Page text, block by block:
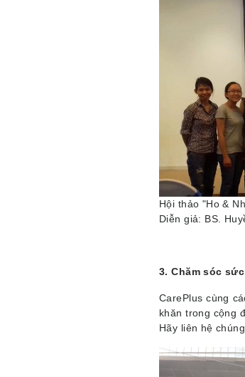
Hội thảo "Ho &
Diễn giả: BS.
3. Chăm sóc
CarePlus cùng
khăn trong cộng
Hãy liên hệ